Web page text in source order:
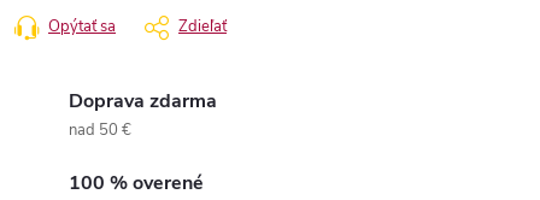
Opýtať sa Zdieľať
Doprava zdarma
nad 50 €
100 % overené